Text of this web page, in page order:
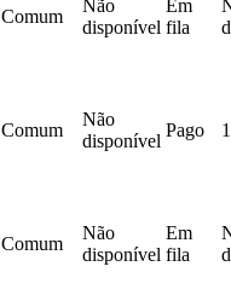
Comum
Não
disponível
Em
fila
Comum
Não
disponível
Pago
Comum
Não
disponível
Em
fila